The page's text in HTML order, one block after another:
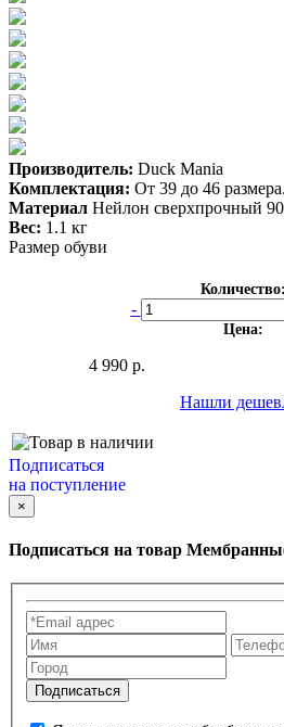
Производитель: Duck Mania
Комплектация: От 39 до 46 размера.
Материал Нейлон сверхпрочный
Вес: 1.1 кг
Размер обуви
Количество:
-
Цена:
4 990 р.
Нашли
Подписаться
на поступление
×
Подписаться на товар